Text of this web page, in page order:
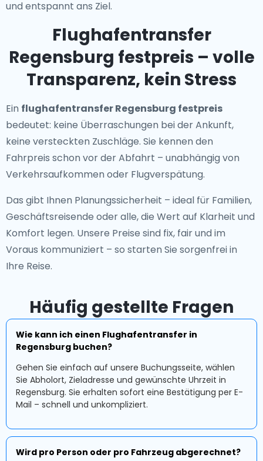
und entspannt ans Ziel.
Flughafentransfer
Regensburg festpreis – volle
Transparenz, kein Stress
Ein flughafentransfer Regensburg festpreis
bedeutet: keine Überraschungen bei der Ankunft,
keine versteckten Zuschläge. Sie kennen den
Fahrpreis schon vor der Abfahrt – unabhängig von
Verkehrsaufkommen oder Flugverspätung.
Das gibt Ihnen Planungssicherheit – ideal für Familien,
Geschäftsreisende oder alle, die Wert auf Klarheit und
Komfort legen. Unsere Preise sind fix, fair und im
Voraus kommuniziert – so starten Sie sorgenfrei in
Ihre Reise.
Häufig gestellte Fragen
Wie kann ich einen Flughafentransfer in
Regensburg buchen?
Gehen Sie einfach auf unsere Buchungsseite, wählen
Sie Abholort, Zieladresse und gewünschte Uhrzeit in
Regensburg. Sie erhalten sofort eine Bestätigung per E-
Mail – schnell und unkompliziert.
Wird pro Person oder pro Fahrzeug abgerechnet?